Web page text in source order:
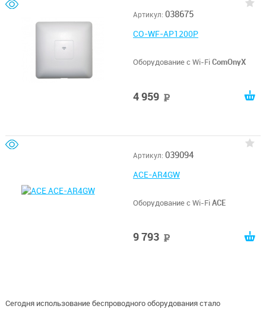
Артикул: 038675
CO-WF-AP1200P
Оборудование с Wi-FiComOnyX
4 959
Артикул: 039094
ACE-AR4GW
Оборудование с Wi-FiACE
9 793
Сегодня использование беспроводного оборудования стало